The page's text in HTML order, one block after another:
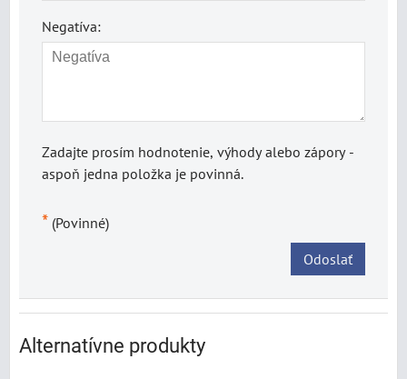
Negatíva:
Zadajte prosím hodnotenie, výhody alebo zápory -
aspoň jedna položka je povinná.
* (Povinné)
Odoslať
Alternatívne produkty